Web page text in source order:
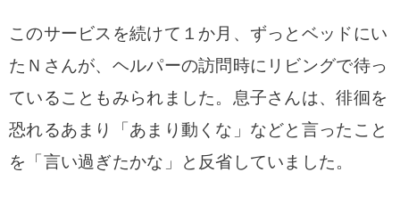
このサービスを続けて１か月、ずっとベッドにい
たＮさんが、ヘルパーの訪問時にリビングで待っ
ていることもみられました。 息子さんは、徘徊を
恐れるあまり「あまり動くな」などと言ったこと
を「言い過ぎたかな」と反省していました。